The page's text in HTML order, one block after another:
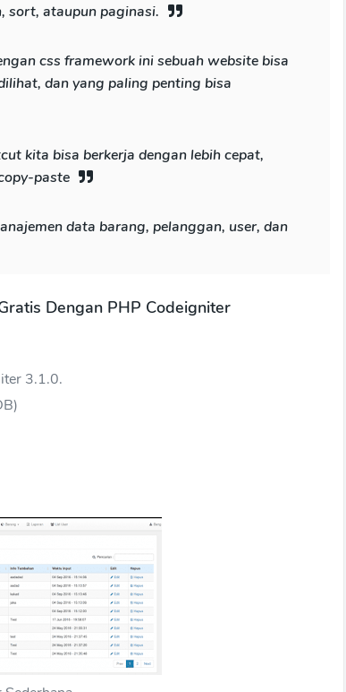
sort, ataupun paginasi.
css framework ini sebuah website bisa
dan yang paling penting bisa
kita bisa berkerja dengan lebih cepat,
paste
data barang, pelanggan, user, dan
Dengan PHP Codeigniter
3.1.0.